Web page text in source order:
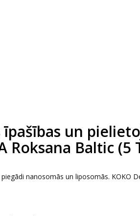
un
Baltic (5
nanosomās un liposomās. KOKO